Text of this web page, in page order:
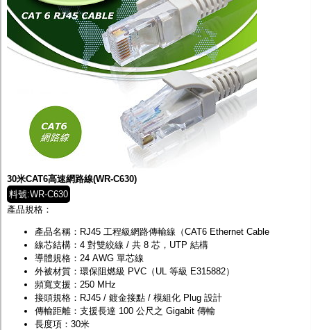
30米CAT6高速網路線(WR-C630)
料號:WR-C630
產品規格：
產品名稱：RJ45 工程級網路傳輸線（CAT6 Ethernet Cable
線芯結構：4 對雙絞線 / 共 8 芯，UTP 結構
導體規格：24 AWG 單芯線
外被材質：環保阻燃級 PVC（UL 等級 E315882）
頻寬支援：250 MHz
接頭規格：RJ45 / 鍍金接點 / 模組化 Plug 設計
傳輸距離：支援長達 100 公尺之 Gigabit 傳輸
長度項：30米